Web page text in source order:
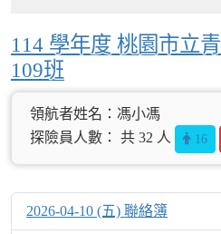
114 學年度 桃園市立
109班
領航者姓名：馮小馮
探險員人數： 共 32 人
16
2026-04-10 (五) 聯絡簿